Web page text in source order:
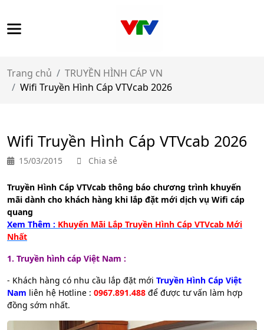
Trang chủ
TRUYỀN HÌNH CÁP VN
Wifi Truyền Hình Cáp VTVcab 2026
Wifi Truyền Hình Cáp VTVcab 2026
15/03/2015 Chia sẻ
Truyền Hình Cáp VTVcab thông báo chương trình khuyến
mãi dành cho khách hàng khi lắp đặt mới dịch vụ Wifi cáp
quang
Xem Thêm : Khuyến Mãi Lắp Truyền Hình Cáp VTVcab Mới
Nhất
1. Truyền hình cáp Việt Nam :
- Khách hàng có nhu cầu lắp đặt mới Truyền Hình Cáp Việt
Nam liên hệ Hotline : 0967.891.488 để được tư vấn làm hợp
đồng sớm nhất.